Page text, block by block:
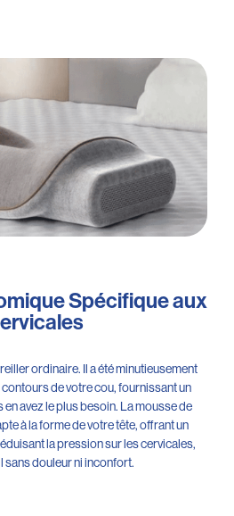
Spécifique aux
ordinaire. Il a été minutieusement
de votre cou, fournissant un
avez le plus besoin. La mousse de
à la forme de votre tête, offrant un
la pression sur les cervicales,
sans douleur ni inconfort.